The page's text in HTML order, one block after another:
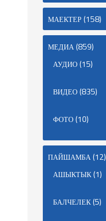
МАЕКТЕР(158)
МЕДИА(859)
АУДИО(15)
ВИДЕО(835)
ФОТО(10)
ПАЙШАМБА(12)
АШЫКТЫК(1)
БАЛЧЕЛЕК(5)